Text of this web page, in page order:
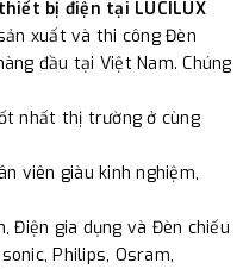
bị điện tại LUCILUX
xuất và thi công Đèn
đầu tại Việt Nam. Chúng
nhất thị trường ở cùng
viên giàu kinh nghiệm,
Điện gia dụng và Đèn chiếu
Philips, Osram,